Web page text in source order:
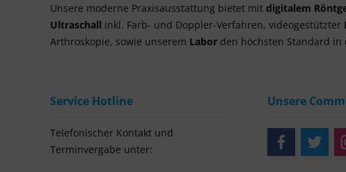
Unsere moderne Praxisausstattung bietet mit digitalem
Ultraschall inkl. Farb- und Doppler-Verfahren, videogestützter
Arthroskopie, sowie unserem Labor den höchsten Standard in
Service Hotline
Telefonischer Kontakt und
Terminvergabe unter:
Unsere